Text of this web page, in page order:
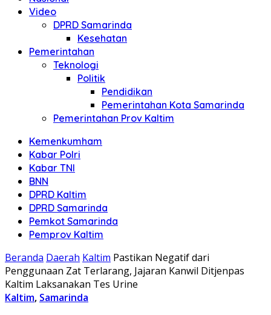
Video
DPRD Samarinda
Kesehatan
Pemerintahan
Teknologi
Politik
Pendidikan
Pemerintahan Kota Samarinda
Pemerintahan Prov Kaltim
Kemenkumham
Kabar Polri
Kabar TNI
BNN
DPRD Kaltim
DPRD Samarinda
Pemkot Samarinda
Pemprov Kaltim
Beranda Daerah Kaltim Pastikan Negatif dari
Penggunaan Zat Terlarang, Jajaran Kanwil Ditjenpas
Kaltim Laksanakan Tes Urine
Kaltim, Samarinda